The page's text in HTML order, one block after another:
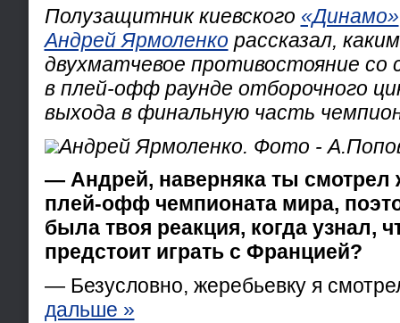
Полузащитник киевского «Динамо»
Андрей Ярмоленко рассказал,
двухматчевое противостояние со
в плей-офф раунде отборочного
выхода в финальную часть
Андрей Ярмоленко. Фото -
— Андрей, наверняка ты смотрел
плей-офф чемпионата мира,
была твоя реакция, когда узнал,
предстоит играть с Францией?
— Безусловно, жеребьевку я
дальше »